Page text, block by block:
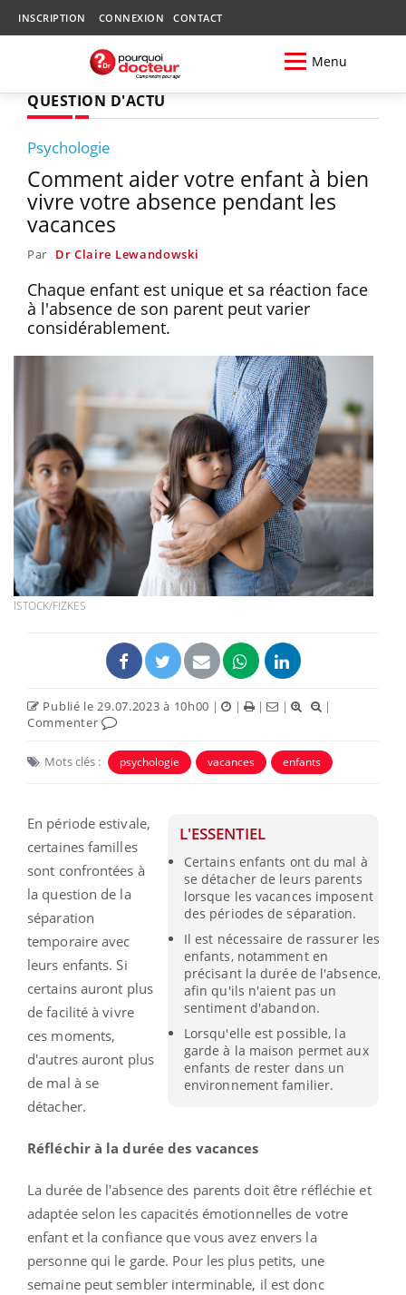
INSCRIPTION CONNEXION CONTACT
Menu
QUESTION D'ACTU
Psychologie
Comment aider votre enfant à bien
vivre votre absence pendant les
vacances
Par Dr Claire Lewandowski
Chaque enfant est unique et sa réaction face
à l'absence de son parent peut varier
considérablement.
ISTOCK/FIZKES
Publié le 29.07.2023 à 10h00 | | | |
|
Commenter
Mots clés : psychologie vacances enfants
L'ESSENTIEL
Certains enfants ont du mal à
se détacher de leurs parents
lorsque les vacances imposent
des périodes de séparation.
Il est nécessaire de rassurer les
enfants, notamment en
précisant la durée de l'absence,
afin qu'ils n'aient pas un
sentiment d'abandon.
Lorsqu'elle est possible, la
garde à la maison permet aux
enfants de rester dans un
environnement familier.
En période estivale,
certaines familles
sont confrontées à
la question de la
séparation
temporaire avec
leurs enfants. Si
certains auront plus
de facilité à vivre
ces moments,
d'autres auront plus
de mal à se
détacher.
Réfléchir à la durée des vacances
La durée de l'absence des parents doit être réfléchie et
adaptée selon les capacités émotionnelles de votre
enfant et la confiance que vous avez envers la
personne qui le garde. Pour les plus petits, une
semaine peut sembler interminable, il est donc